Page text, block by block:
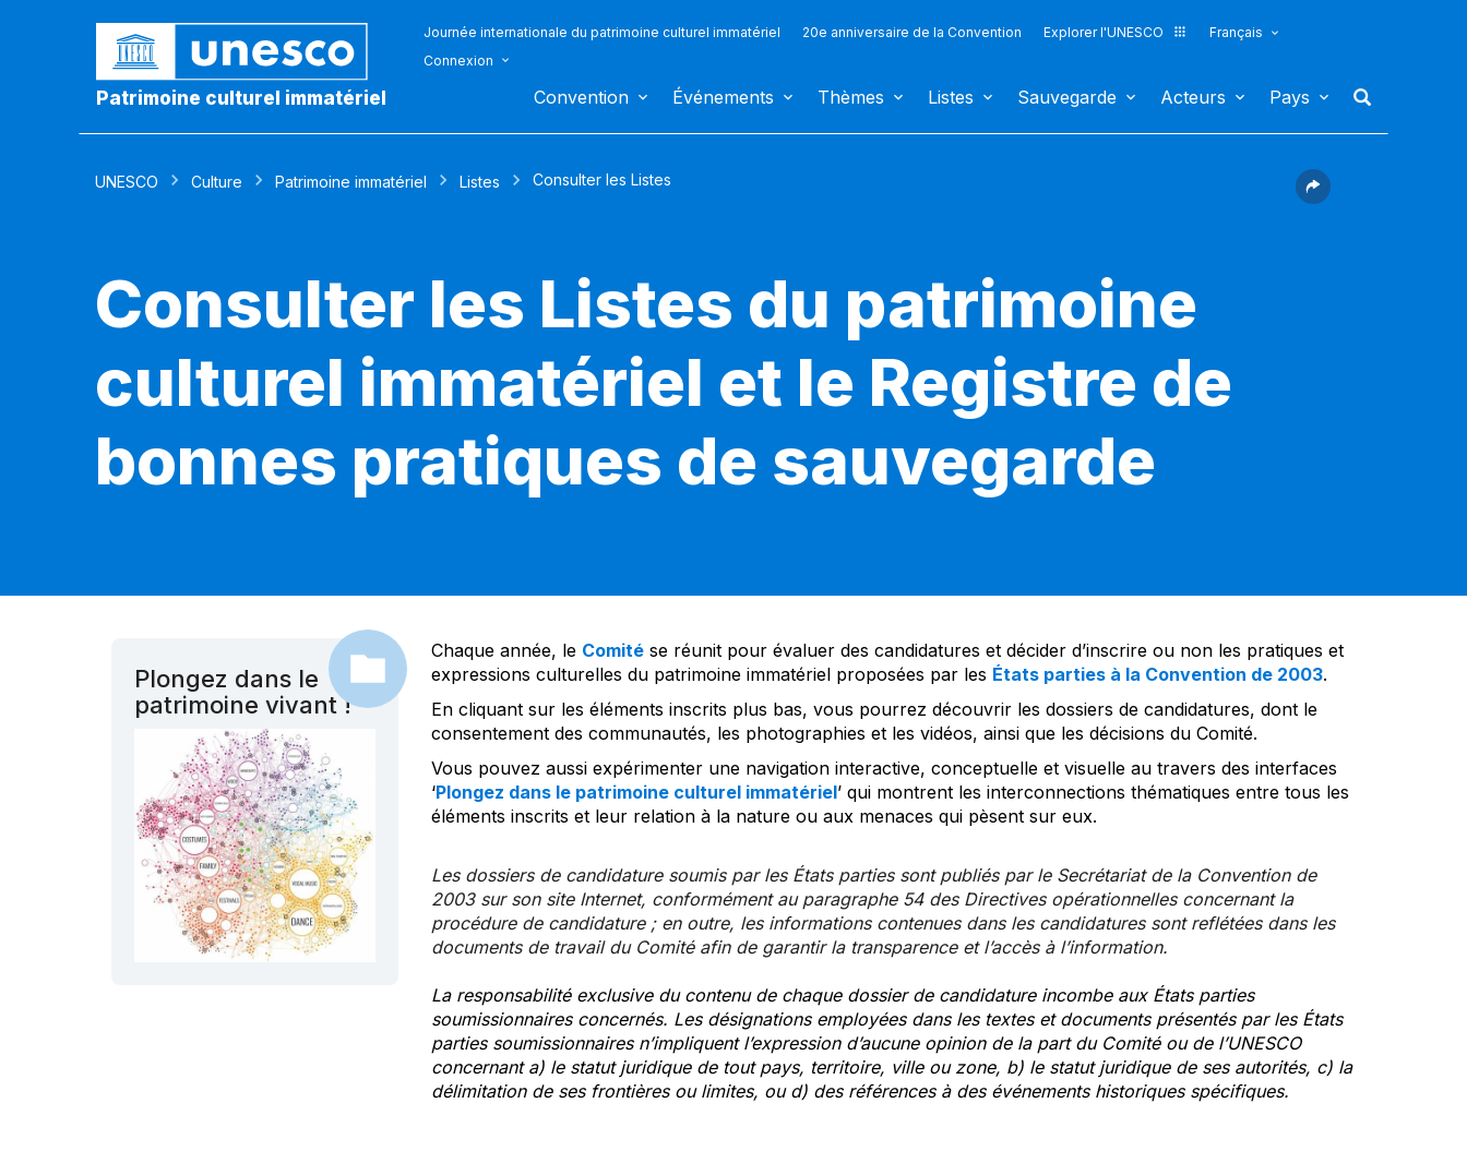
Patrimoine culturel immatériel
Journée internationale du patrimoine culturel immatériel 20e anniversaire de la Convention Explorer l'UNESCO
Français
Connexion
Convention Événements Thèmes Listes Sauvegarde Acteurs Pays
UNESCO Culture Patrimoine immatériel Listes Consulter les Listes
Consulter les Listes du patrimoine
culturel immatériel et le Registre de
bonnes pratiques de sauvegarde
Plongez dans le
patrimoine vivant !
Chaque année, le Comitése réunit pour évaluer des candidatures et décider d’inscrire ou non les pratiques et
expressions culturelles du patrimoine immatériel proposées par les États parties à la Convention de 2003.
En cliquant sur les éléments inscrits plus bas, vous pourrez découvrir les dossiers de candidatures, dont le
consentement des communautés, les photographies et les vidéos, ainsi que les décisions du Comité.
Vous pouvez aussi expérimenter une navigation interactive, conceptuelle et visuelle au travers des interfaces
‘Plongez dans le patrimoine culturel immatériel’ qui montrent les interconnections thématiques entre tous les
éléments inscrits et leur relation à la nature ou aux menaces qui pèsent sur eux.
Les dossiers de candidature soumis par les États parties sont publiés par le Secrétariat de la Convention de
2003 sur son site Internet, conformément au paragraphe 54 des Directives opérationnelles concernant la
procédure de candidature ; en outre, les informations contenues dans les candidatures sont reflétées dans les
documents de travail du Comité afin de garantir la transparence et l’accès à l’information.
La responsabilité exclusive du contenu de chaque dossier de candidature incombe aux États parties
soumissionnaires concernés. Les désignations employées dans les textes et documents présentés par les États
parties soumissionnaires n’impliquent l’expression d’aucune opinion de la part du Comité ou de l’UNESCO
concernant a) le statut juridique de tout pays, territoire, ville ou zone, b) le statut juridique de ses autorités, c) la
délimitation de ses frontières ou limites, ou d) des références à des événements historiques spécifiques.